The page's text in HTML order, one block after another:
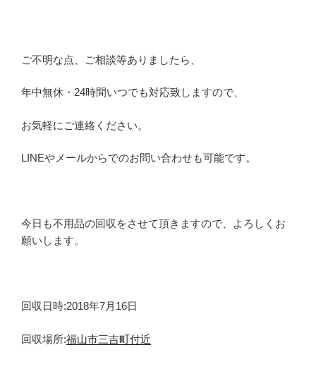
ご不明な点、ご相談等ありましたら、
年中無休・24時間いつでも対応致しますので、
お気軽にご連絡ください。
LINEやメールからでのお問い合わせも可能です。
今日も不用品の回収をさせて頂きますので、よろしくお
願いします。
回収日時:2018年7月16日
回収場所:福山市三吉町付近